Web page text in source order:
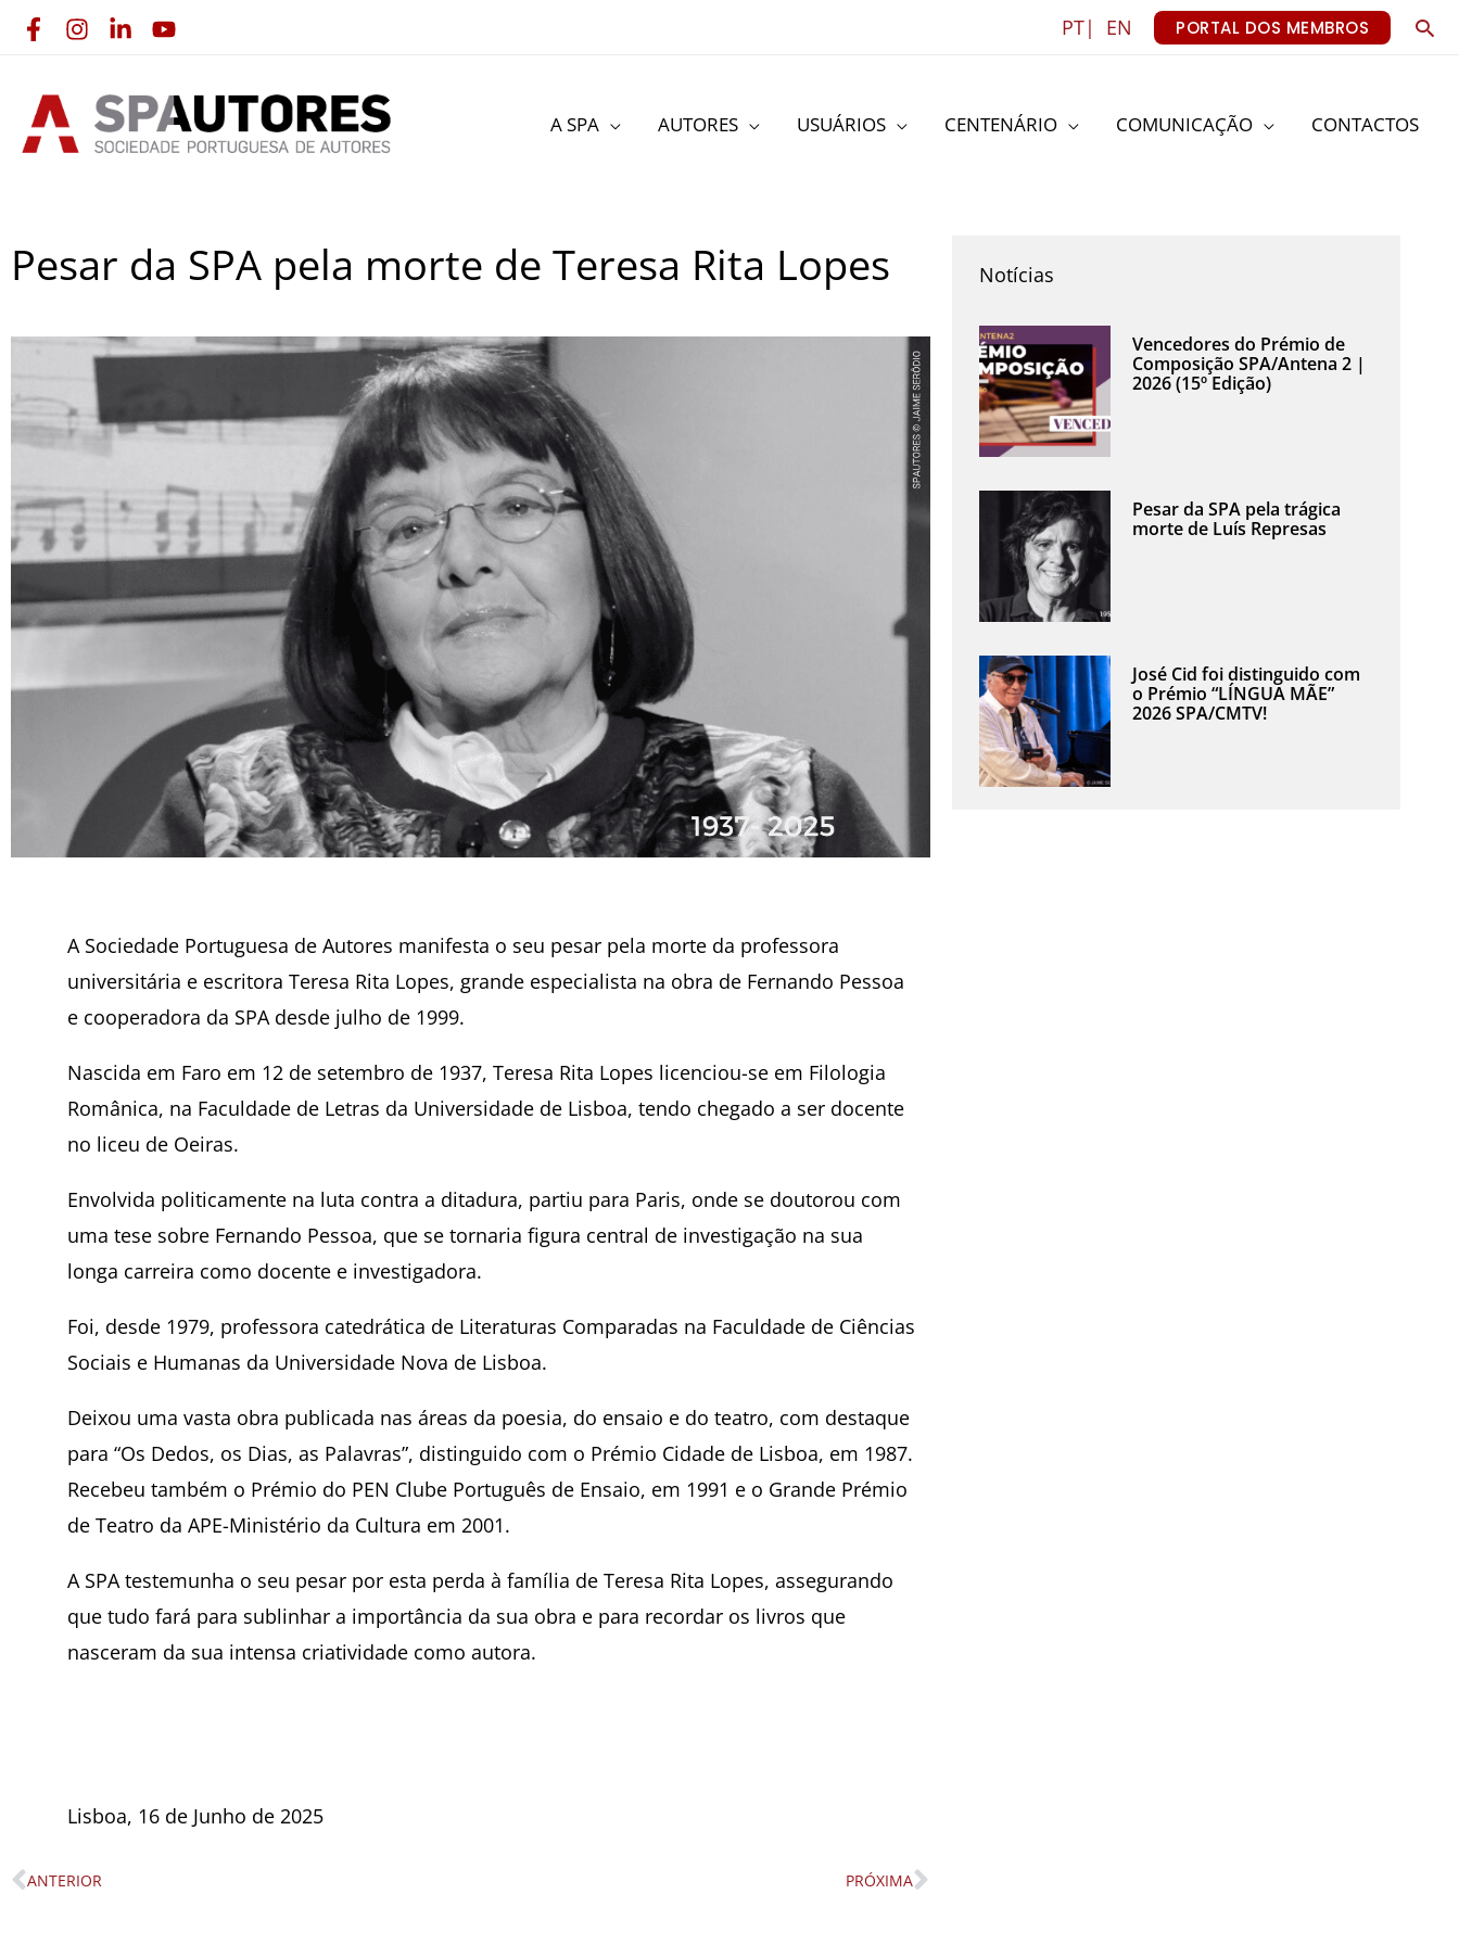
Skip
content
PT| EN PORTAL DOS MEMBROS
A SPA AUTORES USUÁRIOS CENTENÁRIO COMUNICAÇÃO CONTACTOS
Pesar da SPA pela morte de Teresa Rita Lopes
A Sociedade Portuguesa de Autores manifesta o seu pesar pela morte da professora
universitária e escritora Teresa Rita Lopes, grande especialista na obra de Fernando Pessoa
e cooperadora da SPA desde julho de 1999.
Nascida em Faro em 12 de setembro de 1937, Teresa Rita Lopes licenciou-se em Filologia
Românica, na Faculdade de Letras da Universidade de Lisboa, tendo chegado a ser docente
no liceu de Oeiras.
Envolvida politicamente na luta contra a ditadura, partiu para Paris, onde se doutorou com
uma tese sobre Fernando Pessoa, que se tornaria figura central de investigação na sua
longa carreira como docente e investigadora.
Foi, desde 1979, professora catedrática de Literaturas Comparadas na Faculdade de Ciências
Sociais e Humanas da Universidade Nova de Lisboa.
Deixou uma vasta obra publicada nas áreas da poesia, do ensaio e do teatro, com destaque
para “Os Dedos, os Dias, as Palavras”, distinguido com o Prémio Cidade de Lisboa, em 1987.
Recebeu também o Prémio do PEN Clube Português de Ensaio, em 1991 e o Grande Prémio
de Teatro da APE-Ministério da Cultura em 2001.
A SPA testemunha o seu pesar por esta perda à família de Teresa Rita Lopes, assegurando
que tudo fará para sublinhar a importância da sua obra e para recordar os livros que
nasceram da sua intensa criatividade como autora.
Lisboa, 16 de Junho de 2025
Prev
ANTERIOR PRÓXIMANext
Notícias
Vencedores do Prémio de
Composição SPA/Antena 2 |
2026 (15º Edição)
Pesar da SPA pela trágica
morte de Luís Represas
José Cid foi distinguido com
o Prémio “LÍNGUA MÃE”
2026 SPA/CMTV!